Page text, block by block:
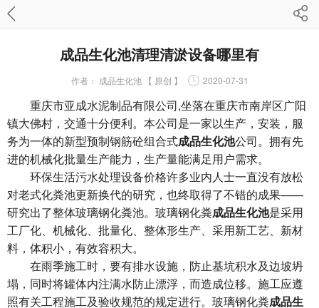
成品生化池清理清淤设备哪里有
作者： 成品生化池 【 原创 】 2020-07-31
重庆市亚成水泥制品有限公司,坐落在重庆市南岸区广阳
镇大佛村，交通十分便利。本公司是一家以生产，安装，服
务为一体的新型预制钢筋砼组合式成品生化池公司。拥有先
进的机械化批量生产能力，生产量能满足用户需求。
环保生活污水处理设备价格许多业内人士一直没有放松
对老式化粪池更新换代的研究，也终取得了不错的成果——
研究出了整体玻璃钢化粪池。玻璃钢化粪成品生化池是采用
工厂化、机械化、批量化、整体形生产、采用新工艺、新材
料，体积小，有效容积大。
在雨季施工时，要有排水设施，防止基坑积水及边坡坍
塌，同时将罐体内注满水防止漂浮，而造成位移。施工应遵
照有关工程施工及验收规范的规定进行。玻璃钢化粪成品生